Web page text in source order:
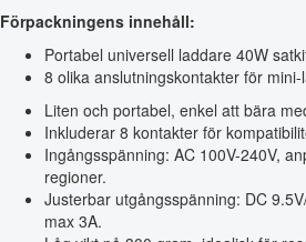
Förpackningens innehåll:
Portabel universell laddare 40W
8 olika anslutningskontakter för mini-
Liten och portabel, enkel att bära
Inkluderar 8 kontakter för
Ingångsspänning: AC 100V-240V,
regioner.
Justerbar utgångsspänning: DC
max 3A.